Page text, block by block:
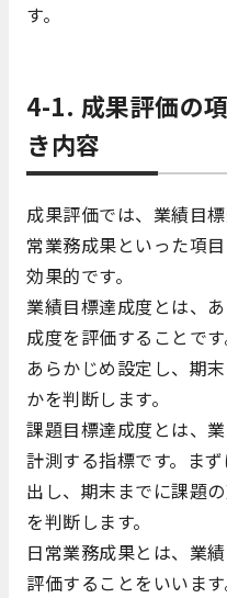
す。
4-1. 成果評価の
き内容
成果評価では、業績目
常業務成果といった項
効果的です。
業績目標達成度とは、
成度を評価することで
あらかじめ設定し、期
かを判断します。
課題目標達成度とは、
計測する指標です。ま
出し、期末までに課題
を判断します。
日常業務成果とは、業
評価することをいいま